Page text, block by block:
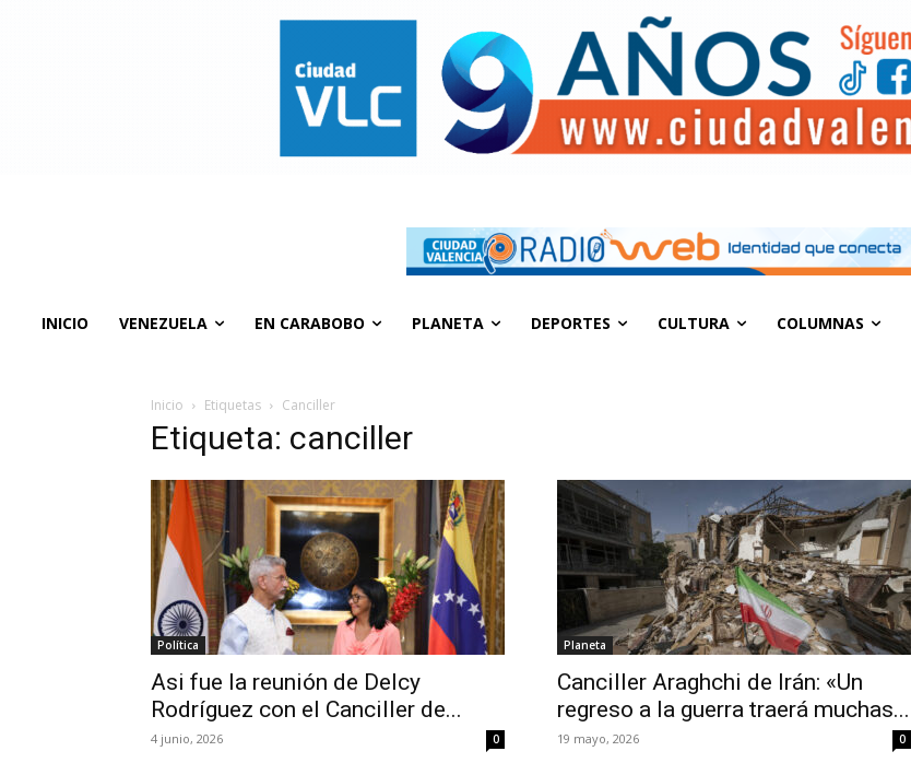
INICIO VENEZUELA EN CARABOBO PLANETA DEPORTES CULTURA COLUMNAS
Inicio Etiquetas Canciller
Etiqueta: canciller
Política
Asi fue la reunión de Delcy
Rodríguez con el Canciller de...
4 junio, 2026 0
Planeta
Canciller Araghchi de Irán: «Un
regreso a la guerra traerá muchas...
19 mayo, 2026 0